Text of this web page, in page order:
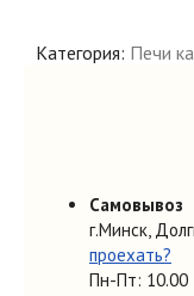
Категория: Печи
Самовывоз
г.Минск,
проехать?
Пн-Пт: 10.00